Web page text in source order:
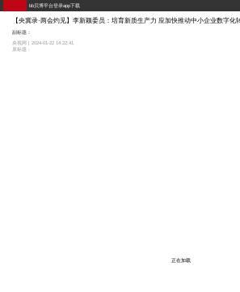
bb贝博平台登录app下载
【央冀录·两会灼见】李新颖委员：培育新质生产力 应加快推动中小企业数字化
副标题：
央视网 | 2024-01-22 14:22:41
原标题：
正在加载